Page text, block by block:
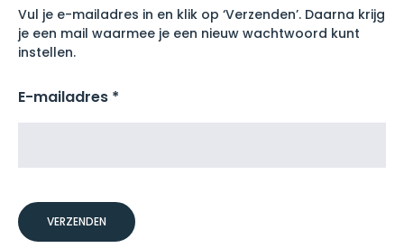
Inspiratie & Tips
Vul je e-mailadres in en klik op ‘Verzenden’. Daarna krijg
je een mail waarmee je een nieuw wachtwoord kunt
instellen.
E-mailadres *